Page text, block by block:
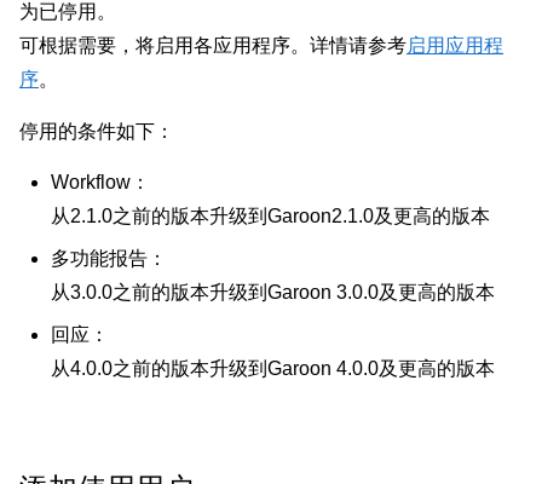
为已停用。
可根据需要，将启用各应用程序。详情请参考启用应用程
序。
停用的条件如下：
Workflow：
从2.1.0之前的版本升级到Garoon2.1.0及更高的版本
多功能报告：
从3.0.0之前的版本升级到Garoon 3.0.0及更高的版本
回应：
从4.0.0之前的版本升级到Garoon 4.0.0及更高的版本